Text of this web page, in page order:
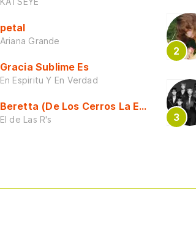
petal
Ariana Grande
Gracia Sublime Es
En Espiritu Y En Verdad
Beretta (De Los Cerros La Escuela)
El de Las R's